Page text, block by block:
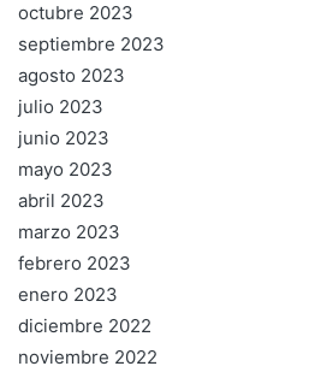
octubre 2023
septiembre 2023
agosto 2023
julio 2023
junio 2023
mayo 2023
abril 2023
marzo 2023
febrero 2023
enero 2023
diciembre 2022
noviembre 2022